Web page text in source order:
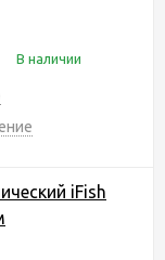
В наличии
iFish